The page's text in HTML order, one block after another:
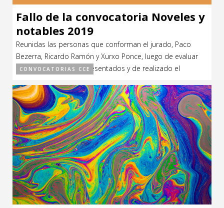
Fallo de la convocatoria Noveles y
notables 2019
Reunidas las personas que conforman el jurado, Paco
Bezerra, Ricardo Ramón y Xurxo Ponce, luego de evaluar
todos los proyectos presentados y de realizado el
DECLARAR DESIERTA LA MENCIONADA CONVOCATORIA. Acta
oficial . Fallo convocatoria Noveles y notables 2019 :
UNIVERSO XIRGÚ
CONVOCATORIAS CCE